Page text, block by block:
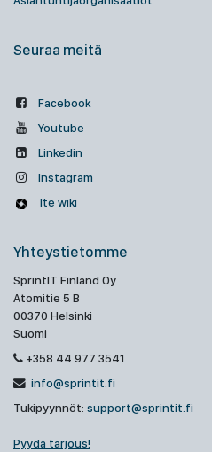
Seuraa meitä
Facebook
Youtube
Linkedin
Instagram
Ite wiki
Yhteystietomme
SprintIT Finland Oy
Atomitie 5 B
00370 Helsinki
Suomi
+358 44 977 3541
info@sprintit.fi
Tukipyynnöt: support@sprintit.fi
Pyydä tarjous!